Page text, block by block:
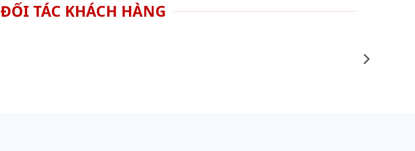
ĐỐI TÁC KHÁCH HÀNG